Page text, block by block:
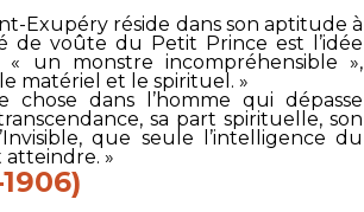
Exupéry réside dans son aptitude à
de voûte du Petit Prince est l’idée
« un monstre incompréhensible »,
matériel et le spirituel. »
dans l’homme qui dépasse
sa part spirituelle, son
que seule l’intelligence du
atteindre. »